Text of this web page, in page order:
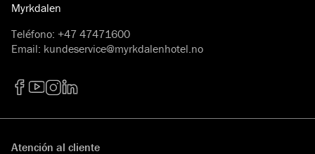
Myrkdalen
Teléfono: +47 47471600
Email: kundeservice@myrkdalenhotel.no
Atención al cliente